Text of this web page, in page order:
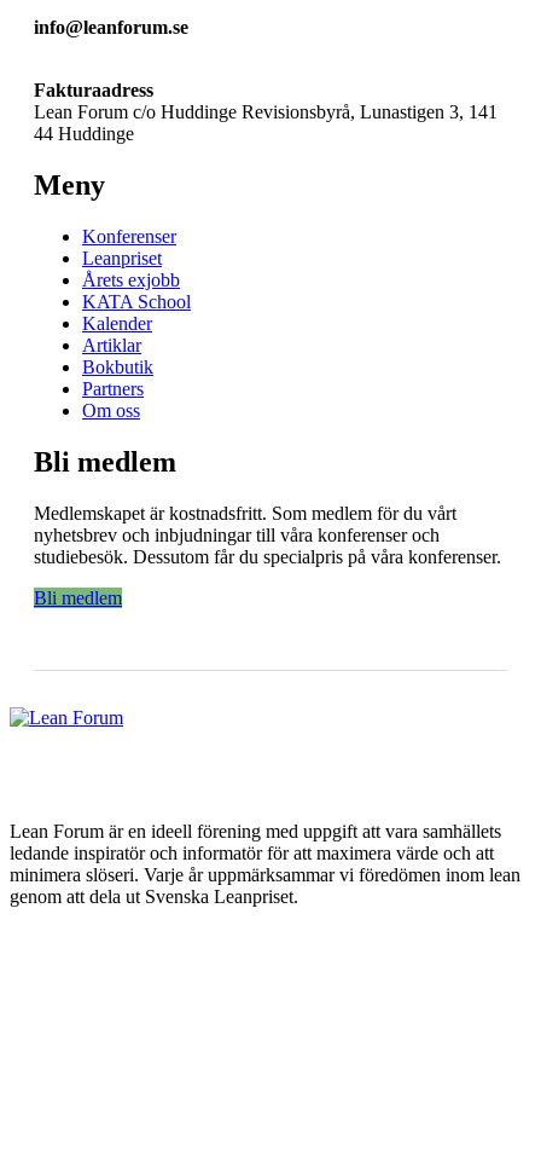
info@leanforum.se
Fakturaadress
Lean Forum c/o Huddinge Revisionsbyrå, Lunastigen 3, 141
44 Huddinge
Meny
Konferenser
Leanpriset
Årets exjobb
KATA School
Kalender
Artiklar
Bokbutik
Partners
Om oss
Bli medlem
Medlemskapet är kostnadsfritt. Som medlem för du vårt
nyhetsbrev och inbjudningar till våra konferenser och
studiebesök. Dessutom får du specialpris på våra konferenser.
Bli medlem
Lean Forum är en ideell förening med uppgift att vara samhällets
ledande inspiratör och informatör för att maximera värde och att
minimera slöseri. Varje år uppmärksammar vi föredömen inom lean
genom att dela ut Svenska Leanpriset.